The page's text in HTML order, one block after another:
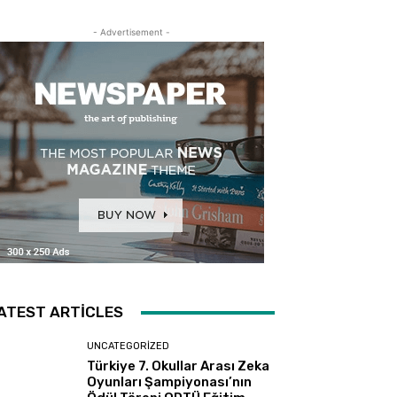
- Advertisement -
ARTICLES
UNCATEGORIZED
Türkiye 7. Okullar Arası Zeka
Oyunları Şampiyonası’nın